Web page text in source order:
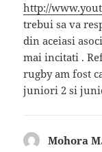
http://
trebui sa va
din aceiasi
mai incitati .
rugby am fost
juniori 2 si
Mohora